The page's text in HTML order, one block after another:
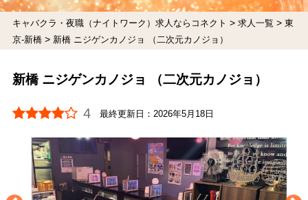
キャバクラ・夜職（ナイトワーク）求人ならコネクト > 求人一覧 > 東
京-新橋> 新橋 ニジゲンカノジョ （二次元カノジョ）
新橋 ニジゲンカノジョ （二次元カノジョ）
4 最終更新日：2026年5月18日